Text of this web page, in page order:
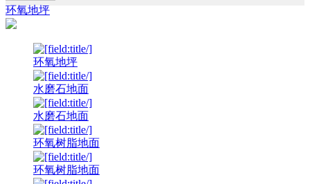
环氧地坪
环氧地坪
水磨石地面
水磨石地面
环氧树脂地面
环氧树脂地面